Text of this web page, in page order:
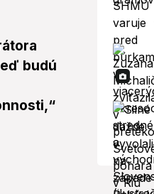
budú